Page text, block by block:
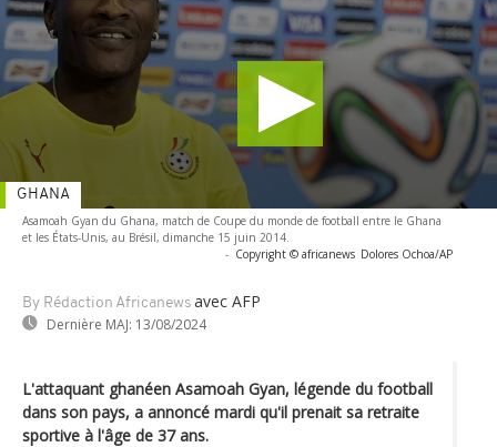
Asamoah Gyan du Ghana, match de Coupe du monde de football entre le Ghana
et les États-Unis, au Brésil, dimanche 15 juin 2014.
- Copyright © africanews Dolores Ochoa/AP
By Rédaction Africanews avec AFP
Dernière MAJ: 13/08/2024
GHANA
L'attaquant ghanéen Asamoah Gyan, légende du football
dans son pays, a annoncé mardi qu'il prenait sa retraite
sportive à l'âge de 37 ans.